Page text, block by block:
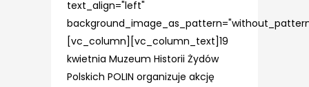
text_align="left"
[vc_column][vc_column_text]19
kwietnia Muzeum Historii Żydów
Polskich POLIN organizuje akcję